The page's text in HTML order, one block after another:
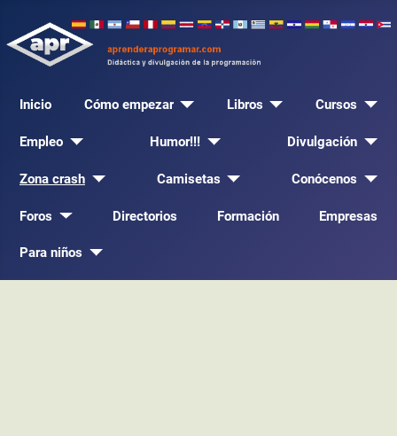
Inicio Cómo empezar Libros Cursos
Empleo Humor!!! Divulgación
Zona crash Camisetas Conócenos
Foros Directorios Formación Empresas
Para niños